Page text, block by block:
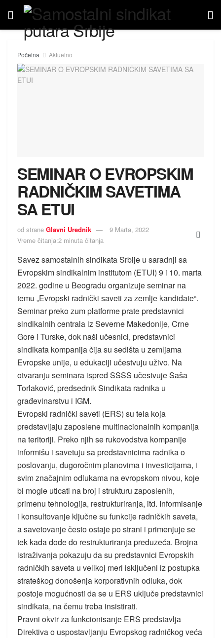
Početna Aktuelno
SEMINAR O EVROPSKIM
RADNIČKIM SAVETIMA
SA ETUI
od strane Glavni Urednik
9 Marta, 2022
Vreme čitanja:2 minuta čitanja
Savez samostalnih sindikata Srbije u saradnji sa
Evropskim sindikalnim institutom (ETUI) 9 i 10. marta
2022. godine u Beogradu organizuje seminar na
temu „Evropski radnički saveti za zemlje kandidate“.
Seminar preko zum platforme prate predstavnici
sindikalnih centrala iz Severne Makedonije, Crne
Gore i Turske, dok naši učesnici, predstavnici
sindikata kompanija čija su sedišta u zemljama
Evropske unije, u edukaciji učestvuju uživo. Na
otvaranju seminara ispred SSSS učestvuje Saša
Torlaković, predsednik Sindikata radnika u
građevinarstvu i IGM.
Evropski radnički saveti (ERS) su tela koja
predstavljaju zaposlene multinacionalnih kompanija
na teritoriji. Preko njih se rukovodstva kompanije
informišu i savetuju sa predstavnicima radnika o
poslovanju, dugoročnim planovima i investicijama, i
svim značajnim odlukama na evropskom nivou, koje
bi mogle uticati na broj i strukturu zaposlenih,
primenu tehnologija, restrukturiranja, itd. Informisanje
i konsultovanje ključne su funkcije radničkih saveta,
a savetovanje često ostaje po strani i primenjuje se
tek kada dođe do restrukturiranja preduzeća. Brojna
istraživanja pokazuju da su predstavnici Evropskih
radničkih saveta u velikoj meri isključeni iz postupka
strateškog donošenja korporativnih odluka, dok
postoje mogućnosti da se u ERS uključe predstavnici
sindikata, na čemu treba insistirati.
Pravni okvir za funkcionisanje ERS predstavlja
Direktiva o uspostavljanju Evropskog radničkog veća